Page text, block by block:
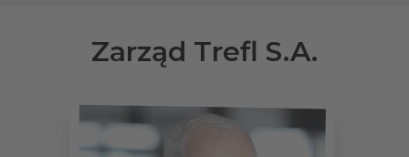
Zarząd Trefl S.A.